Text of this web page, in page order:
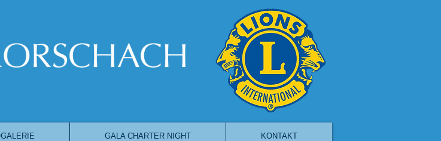
GALA CHARTER NIGHT KONTAKT